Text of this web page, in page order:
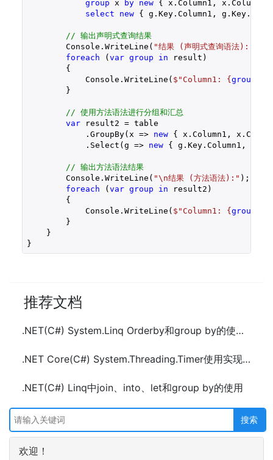
group x by new { x.Column1,
select
new { g.Key.Column1,
// 输出声明式查询结果
        Console.WriteLine(
"结果 (声明式查询语法):"
foreach (var group in result)
        {
            Console.WriteLine(
$"Column1: {group
        }
// 使用方法语法进行分组和汇总
var result2 = table
            .GroupBy(x =>
new { x.Column1,
            .Select(g =>
new { g.Key.Column1,
// 输出方法语法结果
        Console.WriteLine(
"\n结果 (方法语法):" );
foreach (var group in result2)
        {
            Console.WriteLine(
$"Column1: {group
        }
    }
}
推荐文档
.NET(C#) System.Linq Orderby和group by的使用及示例代码
.NET Core(C#) System.Threading.Timer使用实现定时任务及示例代码
.NET(C#) Linq中join、into、let和group by的使用
欢迎！